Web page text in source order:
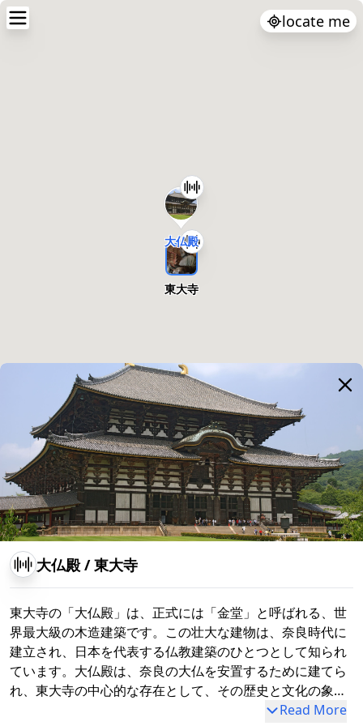
locate me
大仏殿 /東大寺
東大寺の「大仏殿」は、正式には「金堂」と呼ばれる、世
界最大級の木造建築です。この壮大な建物は、奈良時代に
建立され、日本を代表する仏教建築のひとつとして知られ
ています。大仏殿は、奈良の大仏を安置するために建てら
れ、東大寺の中心的な存在として、その歴史と文化の象徴
的な役割を果たしてきました。 東大寺の大仏殿の起源は、
Read More
大仏殿
中門
東大寺